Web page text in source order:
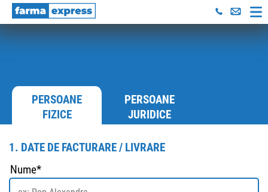
PERSOANE
FIZICE
PERSOANE
JURIDICE
1. DATE DE FACTURARE / LIVRARE
Nume*